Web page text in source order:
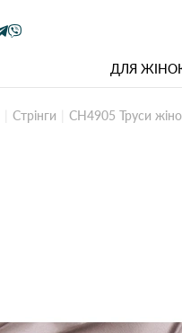
ДЛЯ
Стрінги CH4905 Труси